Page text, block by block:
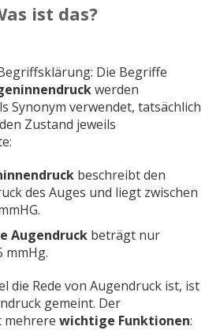
ist das?
Die Begriffe
werden
Synonym verwendet, tatsächlich
Zustand jeweils
beschreibt den
des Auges und liegt zwischen
Augendruck beträgt nur
mmHg.
die Rede von Augendruck ist, ist
gemeint. Der
mehrere wichtige Funktionen: